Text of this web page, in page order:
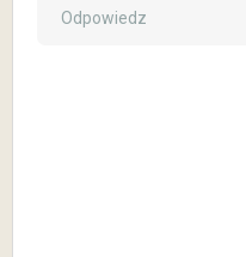
Odpowiedz